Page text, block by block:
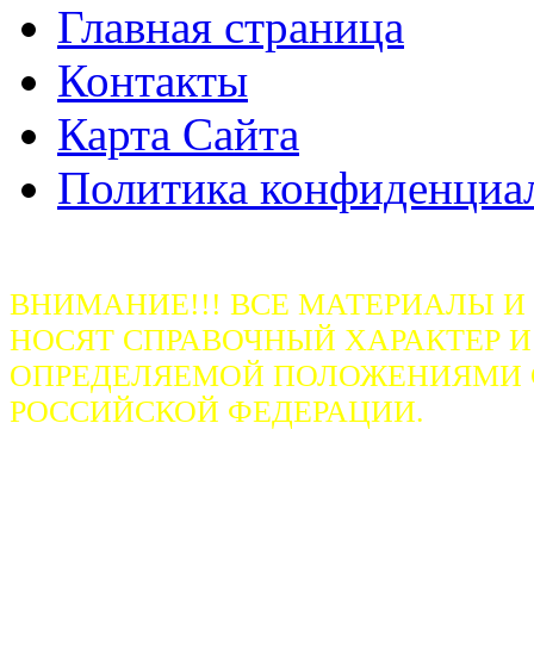
Главная страница
Контакты
Карта Сайта
Политика
ВНИМАНИЕ!!! ВСЕ МАТЕРИАЛЫ
НОСЯТ СПРАВОЧНЫЙ ХАРАКТЕР
ОПРЕДЕЛЯЕМОЙ ПОЛОЖЕНИЯМИ
РОССИЙСКОЙ ФЕДЕРАЦИИ.